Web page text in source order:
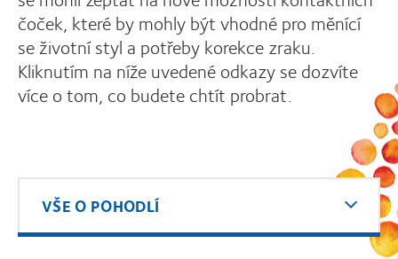
čoček, které by mohly být vhodné pro měnící
se životní styl a potřeby korekce zraku.
Kliknutím na níže uvedené odkazy se dozvíte
více o tom, co budete chtít probrat.
VŠE O POHODLÍ